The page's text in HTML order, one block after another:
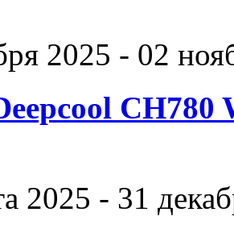
2025 - 02
CH780
2025 - 31